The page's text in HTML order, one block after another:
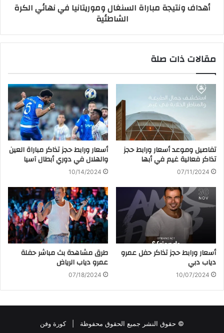
أهداف ونتيجة مباراة السنغال وموريتانيا في نهائي الكرة
الشاطئية
مقالات ذات صلة
تفاصيل وموعد أسعار ورابط حجز
تذاكر فعالية غيم في أبها
07/11/2024
أسعار ورابط حجز تذاكر مباراة العين
والهلال في دوري أبطال آسيا
10/14/2024
أسعار ورابط حجز تذاكر حفل عمرو
دياب دبي
10/07/2024
طرق مشاهدة بث مباشر حفلة
عمرو دياب الرياض
07/18/2024
© حقوق النشر جميع الحقوق محفوظة |كورة وفن